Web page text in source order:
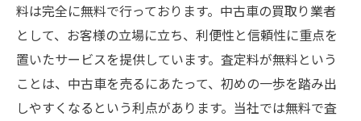
料は完全に無料で行っております。中古車の買取り業者
として、お客様の立場に立ち、利便性と信頼性に重点を
置いたサービスを提供しています。査定料が無料という
ことは、中古車を売るにあたって、初めの一歩を踏み出
しやすくなるという利点があります。当社では無料で査